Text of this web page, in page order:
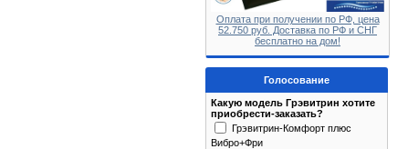
Оплата при получении по РФ, цена
52.750 руб. Доставка по РФ и СНГ
бесплатно на дом!
Голосование
Какую модель Грэвитрин хотите
приобрести-заказать?
Грэвитрин-Комфорт плюс
Вибро+Фри